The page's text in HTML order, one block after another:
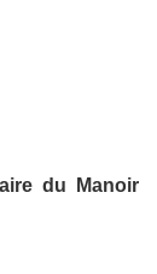
du Manoir